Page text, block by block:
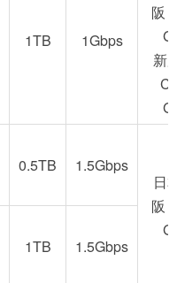
阪
新
1TB 1Gbps
0.5TB
1.5Gbps
日
阪
1TB 1.5Gbps